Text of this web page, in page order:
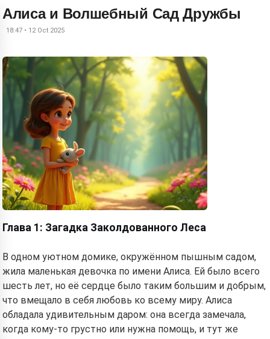
Алиса и Волшебный Сад Дружбы
18:47 • 12 Oct 2025
Глава 1: Загадка Заколдованного Леса
В одном уютном домике, окружённом пышным садом,
жила маленькая девочка по имени Алиса. Ей было всего
шесть лет, но её сердце было таким большим и добрым,
что вмещало в себя любовь ко всему миру. Алиса
обладала удивительным даром: она всегда замечала,
когда кому-то грустно или нужна помощь, и тут же